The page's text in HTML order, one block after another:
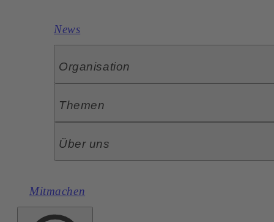
News
Organisation
Themen
Über uns
Mitmachen